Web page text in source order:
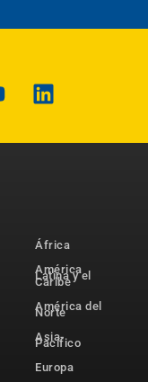
África
América
Latina y el
Caribe
América del
Norte
Asia-
Pacífico
Europa